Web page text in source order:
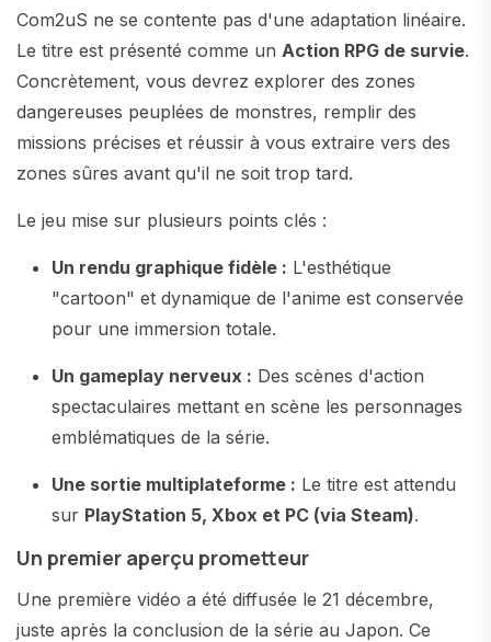
Com2uS ne se contente pas d'une adaptation linéaire.
Le titre est présenté comme un Action RPG de survie.
Concrètement, vous devrez explorer des zones
dangereuses peuplées de monstres, remplir des
missions précises et réussir à vous extraire vers des
zones sûres avant qu'il ne soit trop tard.
Le jeu mise sur plusieurs points clés :
Un rendu graphique fidèle : L'esthétique
"cartoon" et dynamique de l'anime est conservée
pour une immersion totale.
Un gameplay nerveux : Des scènes d'action
spectaculaires mettant en scène les personnages
emblématiques de la série.
Une sortie multiplateforme : Le titre est attendu
sur PlayStation 5, Xbox et PC (via Steam).
Un premier aperçu prometteur
Une première vidéo a été diffusée le 21 décembre,
juste après la conclusion de la série au Japon. Ce